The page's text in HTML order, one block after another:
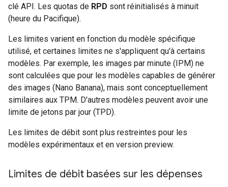
clé API. Les quotas de RPD sont réinitialisés à minuit
(heure du Pacifique).
Les limites varient en fonction du modèle spécifique
utilisé, et certaines limites ne s'appliquent qu'à certains
modèles. Par exemple, les images par minute (IPM) ne
sont calculées que pour les modèles capables de générer
des images (Nano Banana), mais sont conceptuellement
similaires aux TPM. D'autres modèles peuvent avoir une
limite de jetons par jour (TPD).
Les limites de débit sont plus restreintes pour les
modèles expérimentaux et en version preview.
Limites de débit basées sur les dépenses